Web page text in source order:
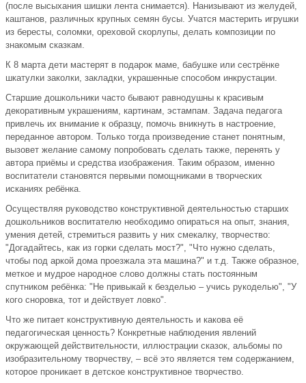
(после высыхания шишки лента снимается). Нанизывают из желудей,
каштанов, различных крупных семян бусы. Учатся мастерить игрушки
из бересты, соломки, ореховой скорлупы, делать композиции по
знакомым сказкам.
К 8 марта дети мастерят в подарок маме, бабушке или сестрёнке
шкатулки заколки, закладки, украшенные способом инкрустации.
Старшие дошкольники часто бывают равнодушны к красивым
декоративным украшениям, картинам, эстампам. Задача педагога
привлечь их внимание к образцу, помочь вникнуть в настроение,
переданное автором. Только тогда произведение станет понятным,
вызовет желание самому попробовать сделать также, перенять у
автора приёмы и средства изображения. Таким образом, именно
воспитатели становятся первыми помощниками в творческих
исканиях ребёнка.
Осуществляя руководство конструктивной деятельностью старших
дошкольников воспитателю необходимо опираться на опыт, знания,
умения детей, стремиться развить у них смекалку, творчество:
"Догадайтесь, как из горки сделать мост?", "Что нужно сделать,
чтобы под аркой дома проезжала эта машина?" и т.д. Также образное,
меткое и мудрое народное слово должны стать постоянным
спутником ребёнка: "Не привыкай к безделью – учись рукоделью", "У
кого сноровка, тот и действует ловко".
Что же питает конструктивную деятельность и какова её
педагогическая ценность? Конкретные наблюдения явлений
окружающей действительности, иллюстрации сказок, альбомы по
изобразительному творчеству, – всё это является тем содержанием,
которое проникает в детское конструктивное творчество.